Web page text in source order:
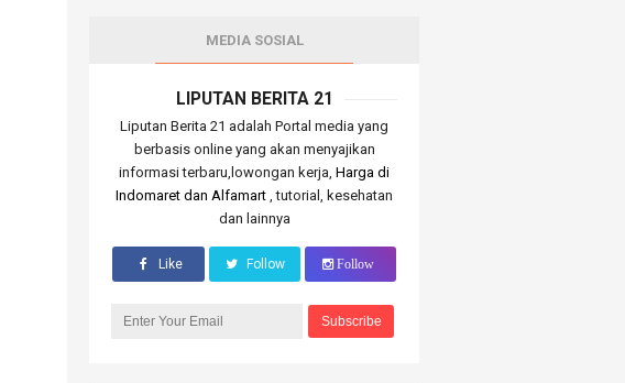
MEDIA SOSIAL
LIPUTAN BERITA 21
Liputan Berita 21 adalah Portal media yang
berbasis online yang akan menyajikan
informasi terbaru,lowongan kerja,Harga di
Indomaret dan Alfamart , tutorial, kesehatan
dan lainnya
Like Follow Follow